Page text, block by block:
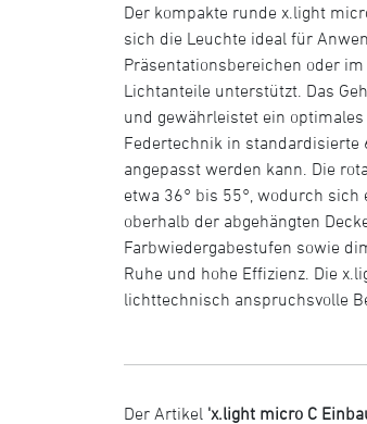
Der kompakte runde x.light
sich die Leuchte ideal für
Präsentationsbereichen oder
Lichtanteile unterstützt. Das
und gewährleistet ein
Federtechnik in standardisierte
angepasst werden kann. Die
etwa 36° bis 55°, wodurch
oberhalb der abgehängten
Farbwiedergabestufen sowie
Ruhe und hohe Effizienz. Die
lichttechnisch anspruchsvolle
Der Artikel 'x.light micro C